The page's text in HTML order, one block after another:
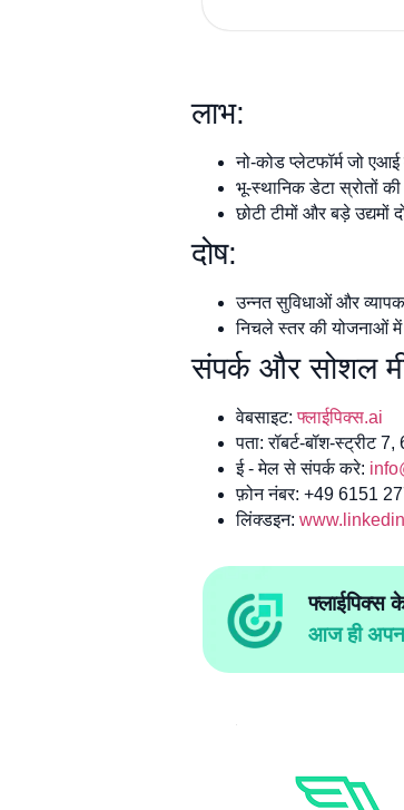
लाभ:
नो-कोड प्लेटफॉर्म जो
भू-स्थानिक डेटा स्रोतों
छोटी टीमों और बड़े
दोष:
उन्नत सुविधाओं और
निचले स्तर की योजनाओं में
संपर्क और सोशल
वेबसाइट:फ्लाईपिक्स.ai
पता: रॉबर्ट-बॉश-स्ट्रीट 7,
ई - मेल से संपर्क करे:
फ़ोन नंबर: +49 6151
लिंक्डइन:
फ्लाईपिक्स
आज ही